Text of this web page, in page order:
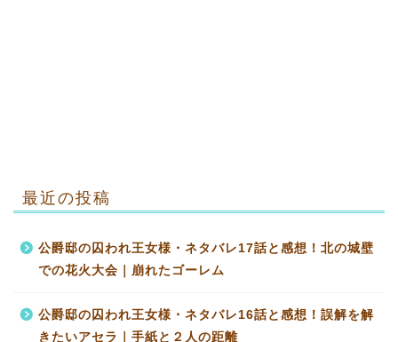
最近の投稿
公爵邸の囚われ王女様・ネタバレ17話と感想！北の城壁
での花火大会｜崩れたゴーレム
公爵邸の囚われ王女様・ネタバレ16話と感想！誤解を解
きたいアセラ｜手紙と２人の距離